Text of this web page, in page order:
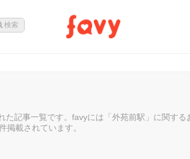
た記事一覧です。favyには「外苑前駅」に関する
掲載されています。